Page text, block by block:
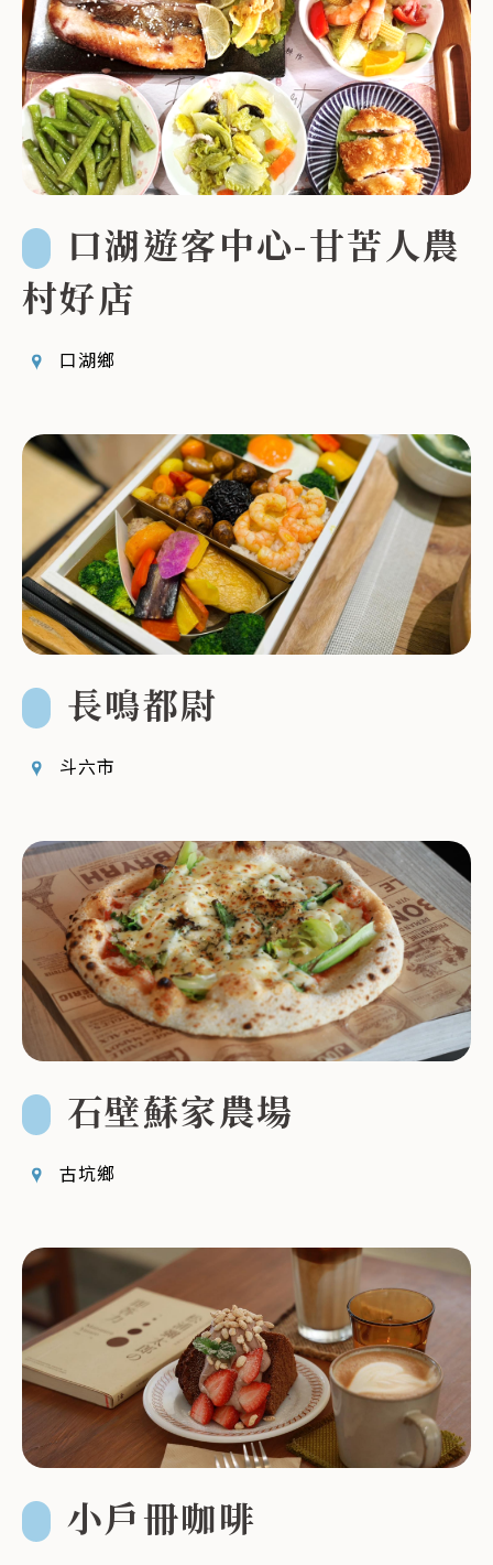
口湖遊客中心-甘苦人農
村好店
口湖鄉
長鳴都尉
斗六市
石壁蘇家農場
古坑鄉
小戶冊咖啡